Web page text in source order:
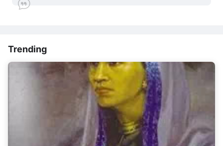
Trending